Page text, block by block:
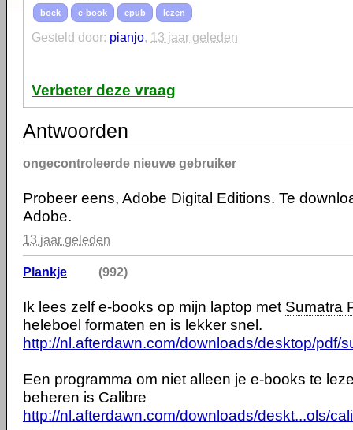
boek e-book epub lezen
Gesteld door: pianjo, 13 jaar geleden
Verbeter deze vraag
Antwoorden
ongecontroleerde nieuwe gebruiker
Probeer eens, Adobe Digital Editions. Te
Adobe.
13 jaar geleden
Plankje (992)
Ik lees zelf e-books op mijn laptop met Sumatra
heleboel formaten en is lekker snel.
http://nl.afterdawn.com/downloads/desktop/pdf/
Een programma om niet alleen je e-books te
beheren is Calibre
http://nl.afterdawn.com/downloads/deskt...ols/